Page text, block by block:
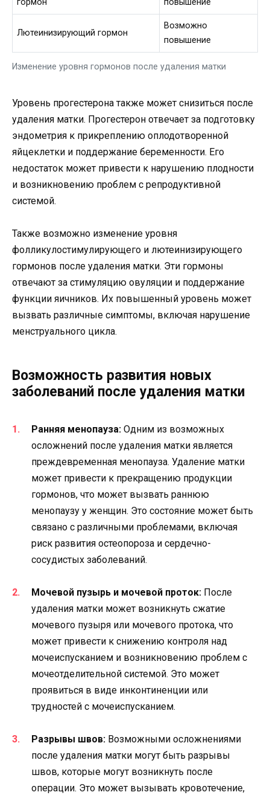
Изменение уровня гормонов после удаления матки
гормон повышение
Лютеинизирующий гормон
Возможно
повышение
Уровень прогестерона также может снизиться после
удаления матки. Прогестерон отвечает за подготовку
эндометрия к прикреплению оплодотворенной
яйцеклетки и поддержание беременности. Его
недостаток может привести к нарушению плодности
и возникновению проблем с репродуктивной
системой.
Также возможно изменение уровня
фолликулостимулирующего и лютеинизирующего
гормонов после удаления матки. Эти гормоны
отвечают за стимуляцию овуляции и поддержание
функции яичников. Их повышенный уровень может
вызвать различные симптомы, включая нарушение
менструального цикла.
Возможность развития новых
заболеваний после удаления матки
Ранняя менопауза: Одним из возможных
осложнений после удаления матки является
преждевременная менопауза. Удаление матки
может привести к прекращению продукции
гормонов, что может вызвать раннюю
менопаузу у женщин. Это состояние может быть
связано с различными проблемами, включая
риск развития остеопороза и сердечно-
сосудистых заболеваний.
Мочевой пузырь и мочевой проток: После
удаления матки может возникнуть сжатие
мочевого пузыря или мочевого протока, что
может привести к снижению контроля над
мочеиспусканием и возникновению проблем с
мочеотделительной системой. Это может
проявиться в виде инконтиненции или
трудностей с мочеиспусканием.
Разрывы швов: Возможными осложнениями
после удаления матки могут быть разрывы
швов, которые могут возникнуть после
операции. Это может вызывать кровотечение,